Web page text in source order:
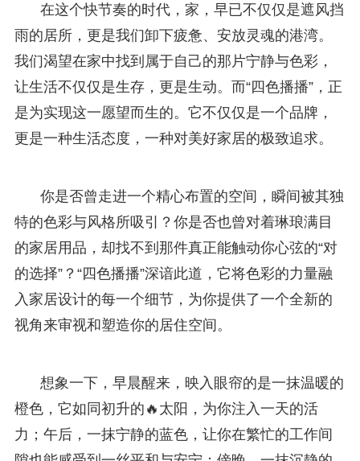
在这个快节奏的时代，家，早已不仅仅是遮风挡
雨的居所，更是我们卸下疲惫、安放灵魂的港湾。
我们渴望在家中找到属于自己的那片宁静与色彩，
让生活不仅仅是生存，更是生动。而“四色播播”，正
是为实现这一愿望而生的。它不仅仅是一个品牌，
更是一种生活态度，一种对美好家居的极致追求。
你是否曾走进一个精心布置的空间，瞬间被其独
特的色彩与风格所吸引？你是否也曾对着琳琅满目
的家居用品，却找不到那件真正能触动你心弦的“对
的选择”？“四色播播”深谙此道，它将色彩的力量融
入家居设计的每一个细节，为你提供了一个全新的
视角来审视和塑造你的居住空间。
想象一下，早晨醒来，映入眼帘的是一抹温暖的
橙色，它如同初升的🔥太阳，为你注入一天的活
力；午后，一抹宁静的蓝色，让你在繁忙的工作间